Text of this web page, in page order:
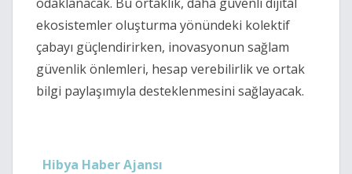
ekosistemler oluşturma yönündeki kolektif
çabayı güçlendirirken, inovasyonun sağlam
güvenlik önlemleri, hesap verebilirlik ve ortak
bilgi paylaşımıyla desteklenmesini sağlayacak.
Hibya Haber Ajansı